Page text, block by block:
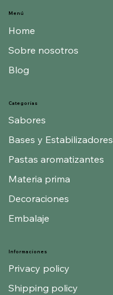
Informaciones
Privacy policy
Shipping policy
Categorías
Sabores
Bases y Estabilizadores
Pastas aromatizantes
Materia prima
Decoraciones
Embalaje
Menú
Home
Sobre nosotros
Blog